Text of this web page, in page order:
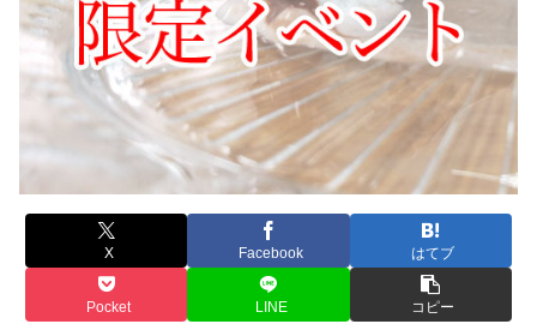
X Facebook はてブ
Pocket LINE コピー